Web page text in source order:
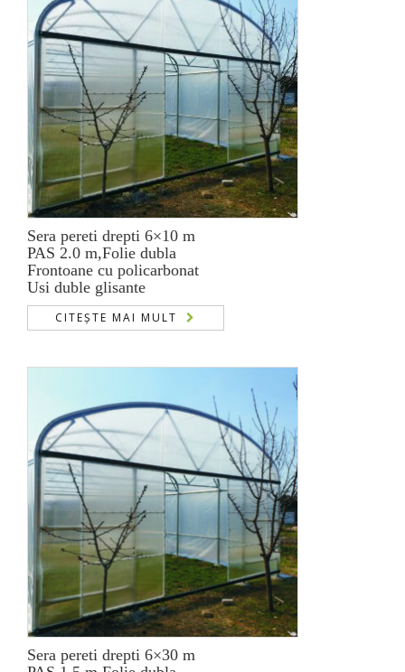
Sera pereti drepti 6×10 m
PAS 2.0 m,Folie dubla
Frontoane cu policarbonat
Usi duble glisante
CITEȘTE MAI MULT
Sera pereti drepti 6×30 m